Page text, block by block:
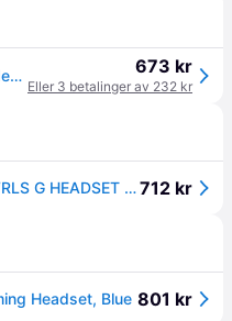
Logitech Lightspeed G435 - Hodesett - full størrelse - Bluetooth / 2,4 GHz radiofrekvens - trådløs - blå - Discord Certified 673 kr
Eller 3 betalinger av 232 kr
LOGITECH G435 LIGHTSPEED WRLS G HEADSET BLUE - EMEA WRLS (981-001062)712 kr
Headset, Blue 801 kr